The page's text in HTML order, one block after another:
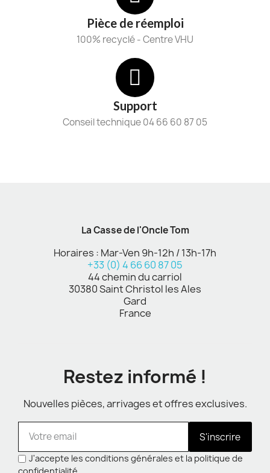
Pièce de réemploi
100% recyclé - Centre VHU
Support
Conseil technique 04 66 60 87 05
La Casse de l'Oncle Tom
Horaires : Mar-Ven 9h-12h / 13h-17h
+33 (0) 4 66 60 87 05
44 chemin du carriol
30380 Saint Christol les Ales
Gard
France
Restez informé !
Nouvelles pièces, arrivages et offres exclusives.
S'inscrire
J'accepte les conditions générales et la politique de